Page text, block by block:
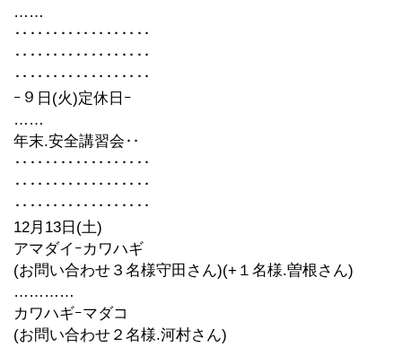
……
‥‥‥‥‥‥‥‥‥
‥‥‥‥‥‥‥‥‥
‥‥‥‥‥‥‥‥‥
ｰ９日(火)定休日ｰ
……
年末.安全講習会‥
‥‥‥‥‥‥‥‥‥
‥‥‥‥‥‥‥‥‥
‥‥‥‥‥‥‥‥‥
12月13日(土)
アマダイｰカワハギ
(お問い合わせ３名様守田さん)(+１名様.曽根さん)
…………
カワハギｰマダコ
(お問い合わせ２名様.河村さん)